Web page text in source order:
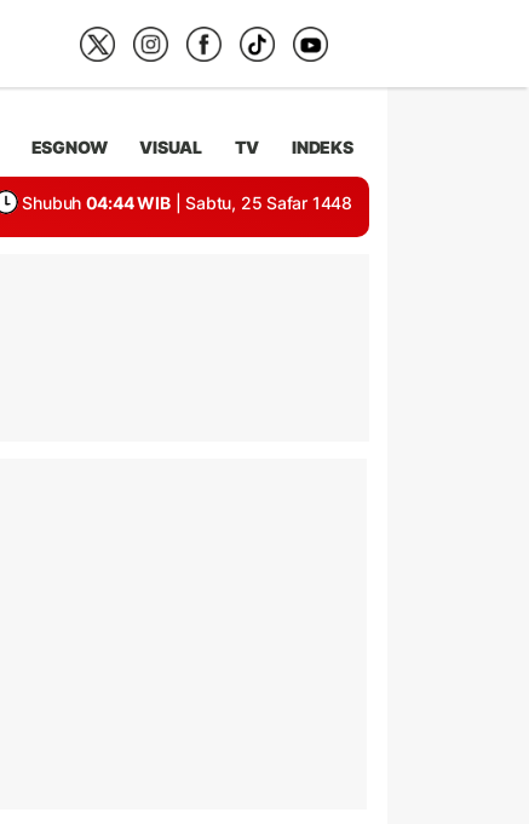
ESGNOW VISUAL TV INDEKS
Shubuh 04:44 WIB | Sabtu, 25 Safar 1448